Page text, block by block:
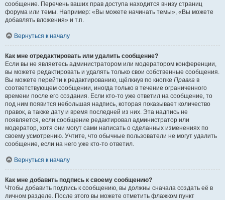
сообщение. Перечень ваших прав доступа находится внизу страниц
форума или темы. Например: «Вы можете начинать темы», «Вы можете
добавлять вложения» и т.п.
Вернуться к началу
Как мне отредактировать или удалить сообщение?
Если вы не являетесь администратором или модератором конференции,
вы можете редактировать и удалять только свои собственные сообщения.
Вы можете перейти к редактированию, щёлкнув по кнопке Правка в
соответствующем сообщении, иногда только в течение ограниченного
времени после его создания. Если кто-то уже ответил на сообщение, то
под ним появится небольшая надпись, которая показывает количество
правок, а также дату и время последней из них. Эта надпись не
появляется, если сообщение редактировал администратор или
модератор, хотя они могут сами написать о сделанных изменениях по
своему усмотрению. Учтите, что обычные пользователи не могут удалить
сообщение, если на него уже кто-то ответил.
Вернуться к началу
Как мне добавить подпись к своему сообщению?
Чтобы добавить подпись к сообщению, вы должны сначала создать её в
личном разделе. После этого вы можете отметить флажком пункт